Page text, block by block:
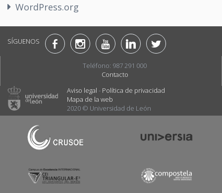
WordPress.org
SÍGUENOS
Teléfono: 987 291 000
Contacto
Aviso legal - Política de privacidad
Mapa de la web
2020 © Universidad de León